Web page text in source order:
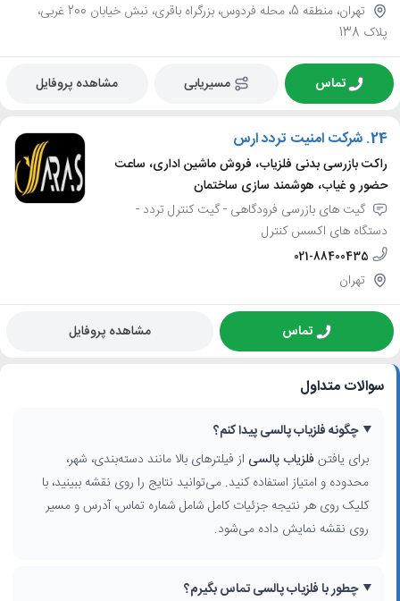
تهران، منطقه 5، محله فردوس، بزرگراه باقری، نبش خیابان 200 غربی،
پلاک 138
تماس مسیریابی مشاهده پروفایل
24. شرکت امنیت تردد ارس
راکت بازرسی بدنی فلزیاب، فروش ماشین اداری، ساعت
حضور و غیاب، هوشمند سازی ساختمان
گیت های بازرسی فرودگاهی - گیت کنترل تردد -
دستگاه های اکسس کنترل
021-88400435
تهران
تماس مشاهده پروفایل
سوالات متداول
چگونه فلزیاب پالسی پیدا کنم؟
برای یافتن فلزیاب پالسی از فیلترهای بالا مانند دسته‌بندی، شهر،
محدوده و امتیاز استفاده کنید. می‌توانید نتایج را روی نقشه ببینید، با
کلیک روی هر نتیجه جزئیات کامل شامل شماره تماس، آدرس و مسیر
روی نقشه نمایش داده می‌شود.
چطور با فلزیاب پالسی تماس بگیرم؟